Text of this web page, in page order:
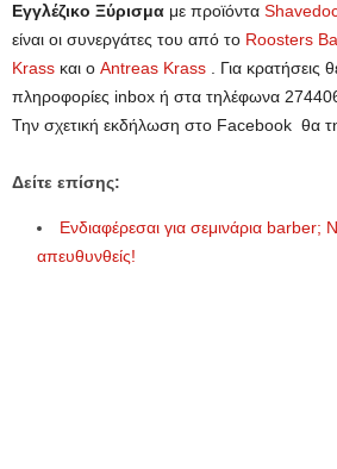
Εγγλέζικο Ξύρισμα με προϊόντα
είναι οι συνεργάτες του από το Roosters
Krass και ο Antreas Krass . Για κρατήσεις
πληροφορίες inbox ή στα τηλέφωνα
Την σχετική εκδήλωση στο Facebook θα
Δείτε επίσης:
Ενδιαφέρεσαι για σεμινάρια
απευθυνθείς!